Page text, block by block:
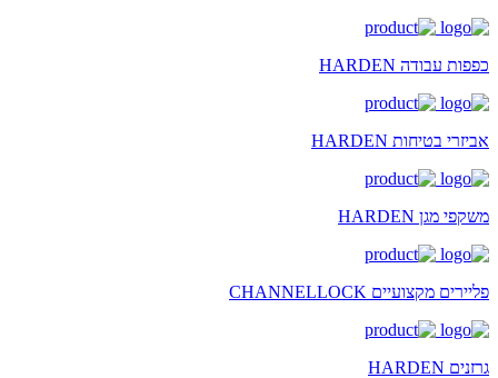
כפפות עבודה HARDEN
אביזרי בטיחות HARDEN
משקפי מגן HARDEN
פליירים מקצועיים CHANNELLOCK
גרזנים HARDEN